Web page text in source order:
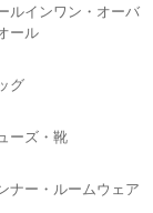
ルインワン・オーバ
ール
グ
ーズ・靴
ナー・ルームウェア
12,430円